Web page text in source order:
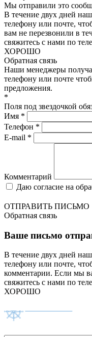
Мы отправили это
В течение двух дней
телефону или почте,
вам не перезвонили в
свяжитесь с нами по
ХОРОШО
Обратная связь
Наши менеджеры
телефону или почте
предложения.
*
Поля под звездочкой
Имя *
Телефон *
E-mail *
Комментарий
Даю согласие на
ОТПРАВИТЬ ПИСЬМО
Обратная связь
Ваше письмо
В течение двух дней
телефону или почте,
комментарии. Если мы
свяжитесь с нами по
ХОРОШО